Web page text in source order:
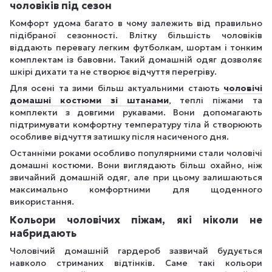
чоловіків під сезон
Комфорт удома багато в чому залежить від правильно
підібраної сезонності. Влітку більшість чоловіків
віддають перевагу легким футболкам, шортам і тонким
комплектам із бавовни. Такий домашній одяг дозволяє
шкірі дихати та не створює відчуття перегріву.
Для осені та зими більш актуальними стають чоловічі
домашні костюми зі штанами, теплі піжами та
комплекти з довгими рукавами. Вони допомагають
підтримувати комфортну температуру тіла й створюють
особливе відчуття затишку після насиченого дня.
Останніми роками особливо популярними стали чоловічі
домашні костюми. Вони виглядають більш охайно, ніж
звичайний домашній одяг, але при цьому залишаються
максимально комфортними для щоденного
використання.
Кольори чоловічих піжам, які ніколи не
набридають
Чоловічий домашній гардероб зазвичай будується
навколо стриманих відтінків. Саме такі кольори